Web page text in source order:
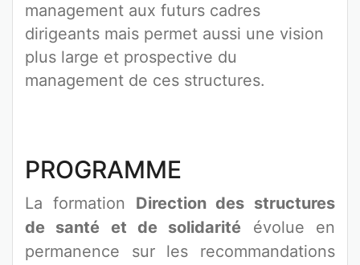
management aux futurs cadres
dirigeants mais permet aussi une vision
plus large et prospective du
management de ces structures.
PROGRAMME
La formation Direction des structures
de santé et de solidarité évolue en
permanence sur les recommandations